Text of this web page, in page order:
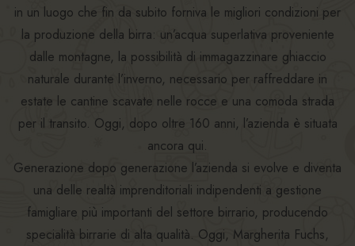
in un luogo che fin da subito forniva le migliori condizioni per
la produzione della birra: un’acqua superlativa proveniente
dalle montagne, la possibilità di immagazzinare ghiaccio
naturale durante l’inverno, necessario per raffreddare in
estate le cantine scavate nelle rocce e una comoda strada
per il transito. Oggi, dopo oltre 160 anni, l’azienda è situata
ancora qui.
Generazione dopo generazione l’azienda si evolve e diventa
una delle realtà imprenditoriali indipendenti a gestione
famigliare più importanti del settore birrario, producendo
specialità birrarie di alta qualità. Oggi, Margherita Fuchs,